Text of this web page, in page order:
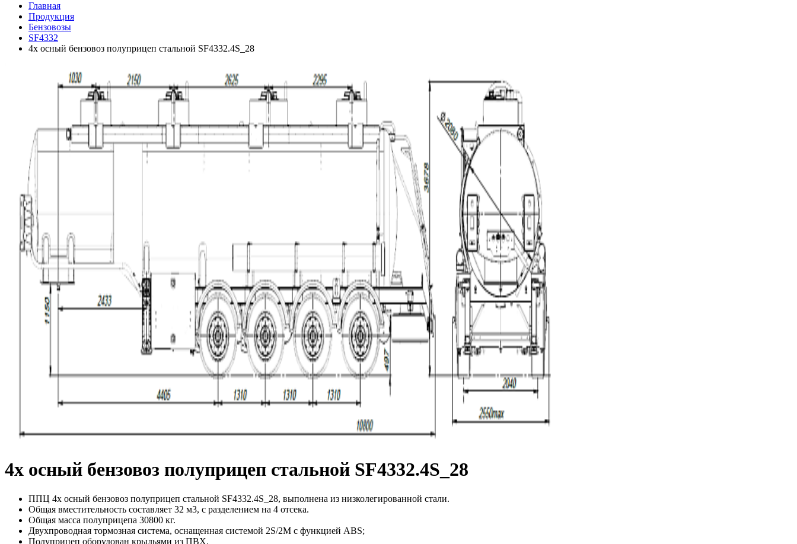
Главная
Продукция
Бензовозы
SF4332
4х осный бензовоз полуприцеп стальной SF4332.4S_28
4х осный бензовоз полуприцеп стальной SF4332.4S_28
ППЦ 4х осный бензовоз полуприцеп стальной SF4332.4S_28, выполнена из низколегированной стали.
Общая вместительность составляет 32 м3, с разделением на 4 отсека.
Общая масса полуприцепа 30800 кг.
Двухпроводная тормозная система, оснащенная системой 2S/2M с функцией ABS;
Полуприцеп оборудован крыльями из ПВХ.